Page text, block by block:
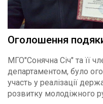
Оголошення
МГО"Сонячна Січ" та її
департаментом, було
участь у реалізації
розвитку молодіжного